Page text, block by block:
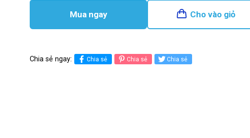
Mua ngay Cho vào giỏ
Chia sẻ ngay: Chia sẻ Chia sẻ Chia sẻ